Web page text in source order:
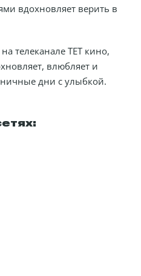
вдохновляет верить в
телеканале ТЕТ кино,
влюбляет и
дни с улыбкой.